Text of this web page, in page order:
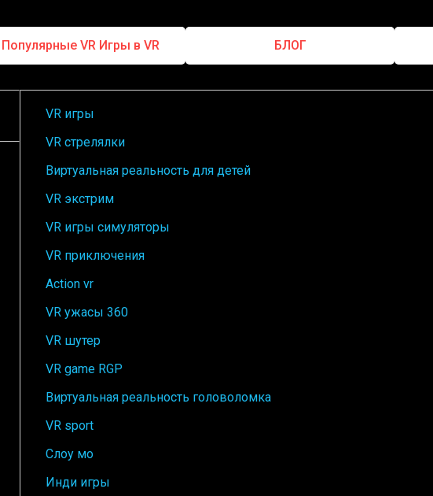
Популярные VR Игры в VR БЛОГ
VR игры
VR стрелялки
Виртуальная реальность для детей
VR экстрим
VR игры симуляторы
VR приключения
Action vr
VR ужасы 360
VR шутер
VR game RGP
Виртуальная реальность головоломка
VR sport
Слоу мо
Инди игры